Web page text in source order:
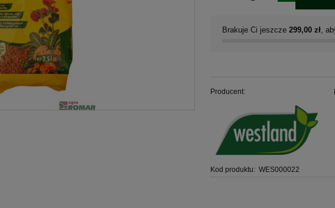
Brakuje Ci jeszcze 299,00 zł,
Producent:
Kod produktu: WES000022